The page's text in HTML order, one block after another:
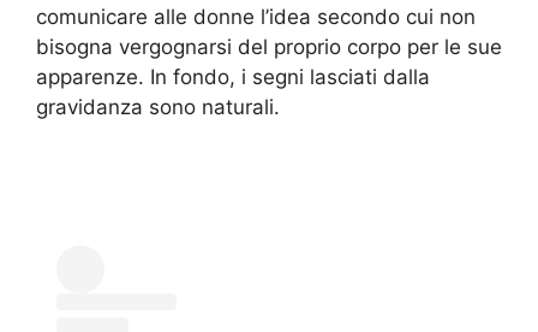
comunicare alle donne l’idea secondo cui non
bisogna vergognarsi del proprio corpo per le sue
apparenze. In fondo, i segni lasciati dalla
gravidanza sono naturali.